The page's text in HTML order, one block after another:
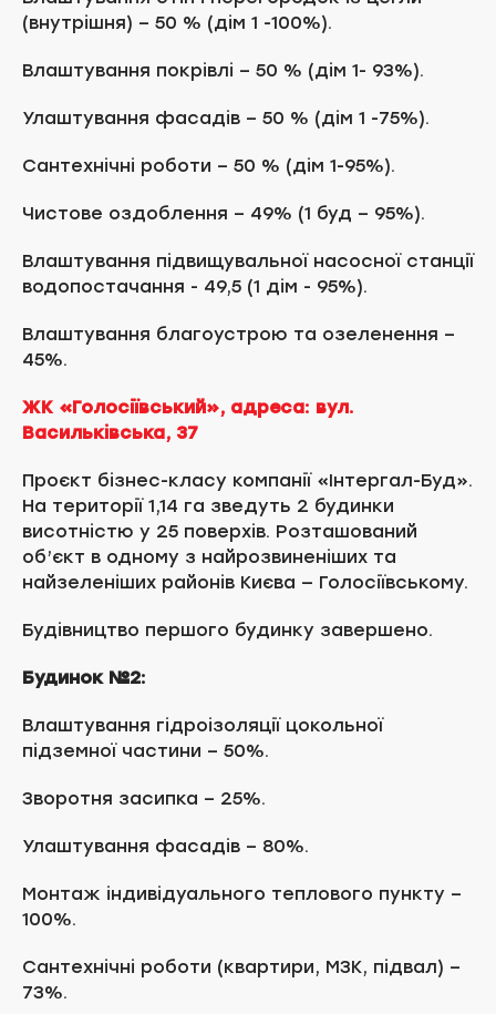
(внутрішня) – 50 % (дім 1 -100%).
Влаштування покрівлі – 50 % (дім 1- 93%).
Улаштування фасадів – 50 % (дім 1 -75%).
Сантехнічні роботи – 50 % (дім 1-95%).
Чистове оздоблення – 49% (1 буд – 95%).
Влаштування підвищувальної насосної станції
водопостачання - 49,5 (1 дім - 95%).
Влаштування благоустрою та озеленення –
45%.
ЖК «Голосіївський», адреса: вул.
Васильківська, 37
Проєкт бізнес-класу компанії «Інтергал-Буд».
На території 1,14 га зведуть 2 будинки
висотністю у 25 поверхів. Розташований
об’єкт в одному з найрозвиненіших та
найзеленіших районів Києва — Голосіївському.
Будівництво першого будинку завершено.
Будинок №2:
Влаштування гідроізоляції цокольної
підземної частини – 50%.
Зворотня засипка – 25%.
Улаштування фасадів – 80%.
Монтаж індивідуального теплового пункту –
100%.
Сантехнічні роботи (квартири, МЗК, підвал) –
73%.